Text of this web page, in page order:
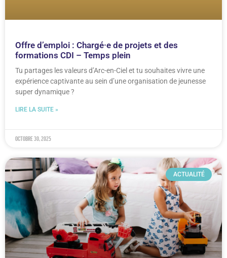
Offre d’emploi : Chargé·e de projets et des
formations CDI – Temps plein
Tu partages les valeurs d’Arc-en-Ciel et tu souhaites vivre une
expérience captivante au sein d’une organisation de jeunesse
super dynamique ?
LIRE LA SUITE »
octobre 30, 2025
ACTUALITÉ